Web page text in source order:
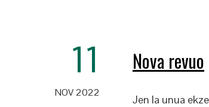
11
NOV 2022
Nova revuo
Jen la unua